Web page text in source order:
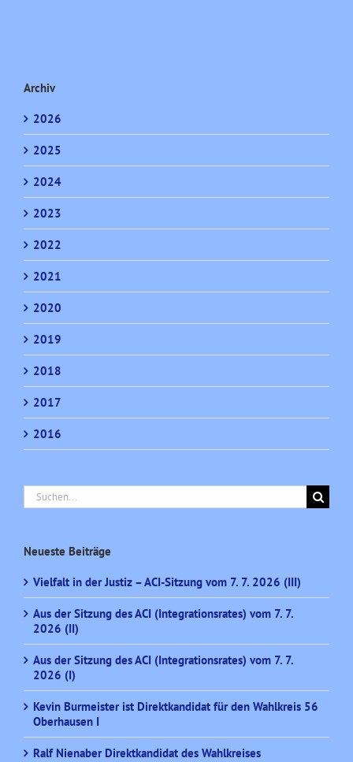
Archiv
2026
2025
2024
2023
2022
2021
2020
2019
2018
2017
2016
Suche
nach:
Neueste Beiträge
Vielfalt in der Justiz – ACI-Sitzung vom 7. 7. 2026 (III)
Aus der Sitzung des ACI (Integrationsrates) vom 7. 7.
2026 (II)
Aus der Sitzung des ACI (Integrationsrates) vom 7. 7.
2026 (I)
Kevin Burmeister ist Direktkandidat für den Wahlkreis 56
Oberhausen I
Ralf Nienaber Direktkandidat des Wahlkreises